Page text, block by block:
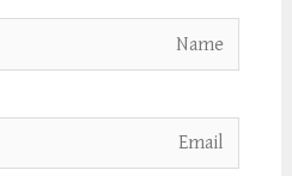
Email